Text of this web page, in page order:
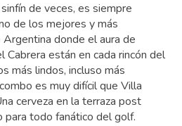
de veces, es siempre
de los mejores y más
donde el aura de
Cabrera están en cada rincón del
más lindos, incluso más
es muy difícil que Villa
cerveza en la terraza post
todo fanático del golf.